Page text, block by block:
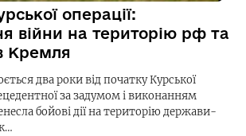
операції:
війни на територію рф та
Кремля
два роки від початку Курської
за задумом і виконанням
бойові дії на територію держави-